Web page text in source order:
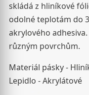
skládá z hliníkové
odolné teplotám do
akrylového
různým povrchům.
Materiál pásky -
Lepidlo - Akrylátové